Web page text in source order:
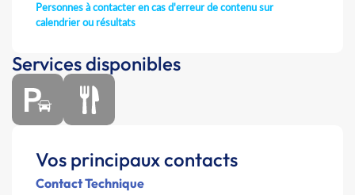
Personnes à contacter en cas d'erreur de contenu sur
calendrier ou résultats
Services disponibles
Vos principaux contacts
Contact Technique